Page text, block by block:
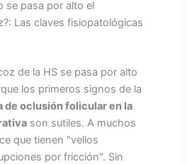
se pasa por alto el
Las claves fisiopatológicas
de la HS se pasa por alto
los primeros signos de la
de oclusión folicular en la
son sutiles. A muchos
que tienen "vellos
por fricción". Sin